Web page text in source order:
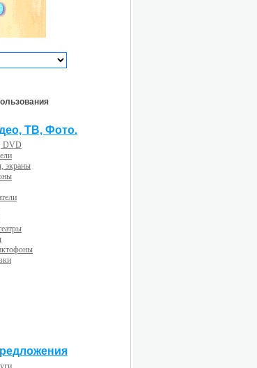
ТВ, Фото.
DVD
экраны